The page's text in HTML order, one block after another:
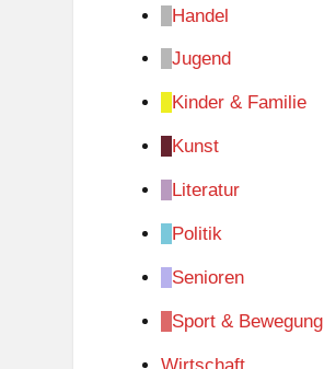
Handel
Jugend
Kinder & Familie
Kunst
Literatur
Politik
Senioren
Sport & Bewegung
Wirtschaft